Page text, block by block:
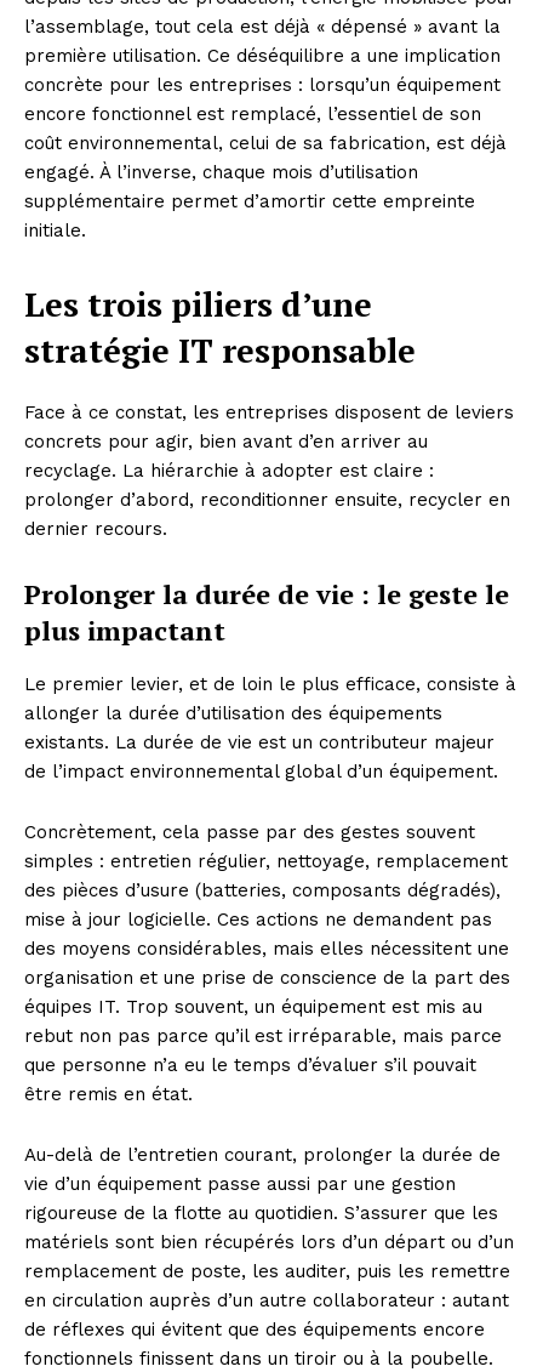
l’assemblage, tout cela est déjà « dépensé » avant la
première utilisation. Ce déséquilibre a une implication
concrète pour les entreprises : lorsqu’un équipement
encore fonctionnel est remplacé, l’essentiel de son
coût environnemental, celui de sa fabrication, est déjà
engagé. À l’inverse, chaque mois d’utilisation
supplémentaire permet d’amortir cette empreinte
initiale.
Les trois piliers d’une
stratégie IT responsable
Face à ce constat, les entreprises disposent de leviers
concrets pour agir, bien avant d’en arriver au
recyclage. La hiérarchie à adopter est claire :
prolonger d’abord, reconditionner ensuite, recycler en
dernier recours.
Prolonger la durée de vie : le geste le
plus impactant
Le premier levier, et de loin le plus efficace, consiste à
allonger la durée d’utilisation des équipements
existants. La durée de vie est un contributeur majeur
de l’impact environnemental global d’un équipement.
Concrètement, cela passe par des gestes souvent
simples : entretien régulier, nettoyage, remplacement
des pièces d’usure (batteries, composants dégradés),
mise à jour logicielle. Ces actions ne demandent pas
des moyens considérables, mais elles nécessitent une
organisation et une prise de conscience de la part des
équipes IT. Trop souvent, un équipement est mis au
rebut non pas parce qu’il est irréparable, mais parce
que personne n’a eu le temps d’évaluer s’il pouvait
être remis en état.
Au-delà de l’entretien courant, prolonger la durée de
vie d’un équipement passe aussi par une gestion
rigoureuse de la flotte au quotidien. S’assurer que les
matériels sont bien récupérés lors d’un départ ou d’un
remplacement de poste, les auditer, puis les remettre
en circulation auprès d’un autre collaborateur : autant
de réflexes qui évitent que des équipements encore
fonctionnels finissent dans un tiroir ou à la poubelle.